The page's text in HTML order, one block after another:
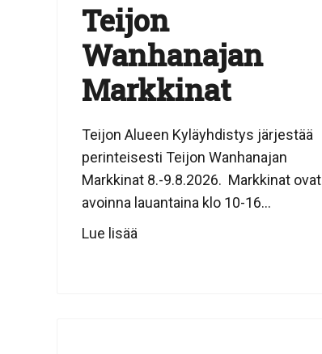
Teijon
Wanhanajan
Markkinat
Teijon Alueen Kyläyhdistys järjestää
perinteisesti Teijon Wanhanajan
Markkinat 8.-9.8.2026. Markkinat ovat
avoinna lauantaina klo 10-16...
Lue lisää